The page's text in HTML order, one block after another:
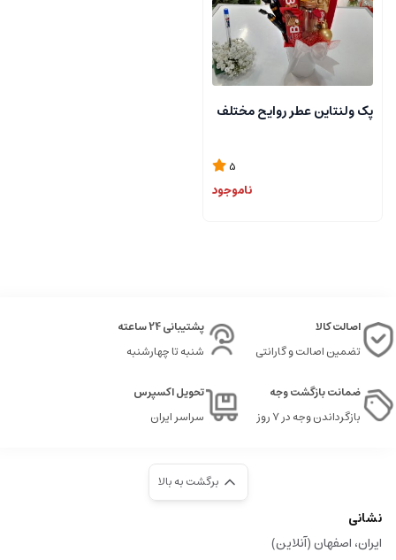
پک ولنتاین عطر روایح مختلف
5
ناموجود
اصالت کالا
تضمین اصالت و گارانتی
پشتیبانی 24 ساعته
شنبه تا چهارشنبه
ضمانت بازگشت وجه
بازگرداندن وجه در ۷ روز
تحویل اکسپرس
سراسر ایران
برگشت به بالا
نشانی
ایران، اصفهان (آنلاین)